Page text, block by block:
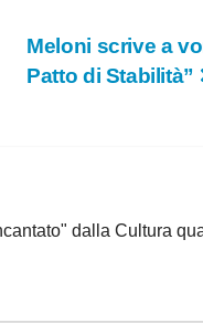
Meloni scrive a
Patto di Stabilità”
dalla Cultura